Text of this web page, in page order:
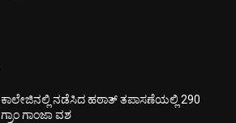
ಕಾಲೇಜಿನಲ್ಲಿ ನಡೆಸಿದ ಹಠಾತ್ ತಪಾಸಣೆಯಲ್ಲಿ 290
ಗ್ರಾಂ ಗಾಂಜಾ ವಶ